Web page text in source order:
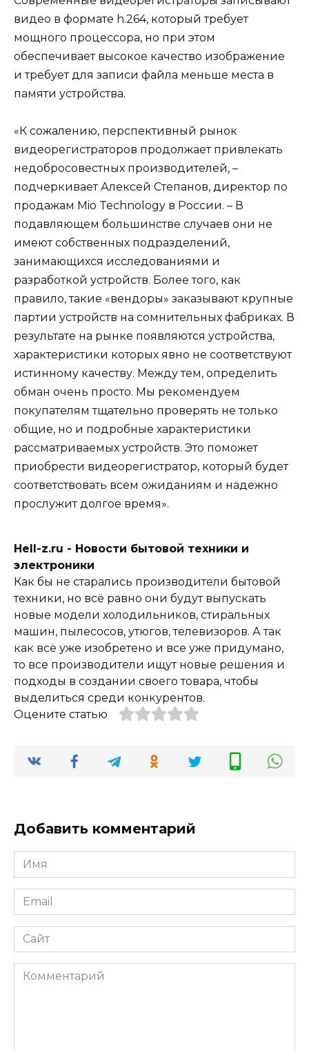
видео в формате h.264, который требует
мощного процессора, но при этом
обеспечивает высокое качество изображение
и требует для записи файла меньше места в
памяти устройства.
«К сожалению, перспективный рынок
видеорегистраторов продолжает привлекать
недобросовестных производителей, –
подчеркивает Алексей Степанов, директор по
продажам Mio Technology в России. – В
подавляющем большинстве случаев они не
имеют собственных подразделений,
занимающихся исследованиями и
разработкой устройств. Более того, как
правило, такие «вендоры» заказывают крупные
партии устройств на сомнительных фабриках. В
результате на рынке появляются устройства,
характеристики которых явно не соответствуют
истинному качеству. Между тем, определить
обман очень просто. Мы рекомендуем
покупателям тщательно проверять не только
общие, но и подробные характеристики
рассматриваемых устройств. Это поможет
приобрести видеорегистратор, который будет
соответствовать всем ожиданиям и надежно
прослужит долгое время».
Hell-z.ru - Новости бытовой техники и
электроники
Как бы не старались производители бытовой
техники, но всё равно они будут выпускать
новые модели холодильников, стиральных
машин, пылесосов, утюгов, телевизоров. А так
как всё уже изобретено и все уже придумано,
то все производители ищут новые решения и
подходы в создании своего товара, чтобы
выделиться среди конкурентов.
Оцените статью
Добавить комментарий
Имя
*
Email
*
Сайт
Комментарий